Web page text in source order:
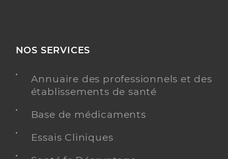
NOS SERVICES
Annuaire des professionnels et des
établissements de santé
Base de médicaments
Essais Cliniques